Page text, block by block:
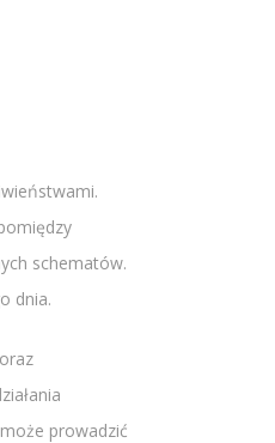
schematów.
dnia.
prowadzić